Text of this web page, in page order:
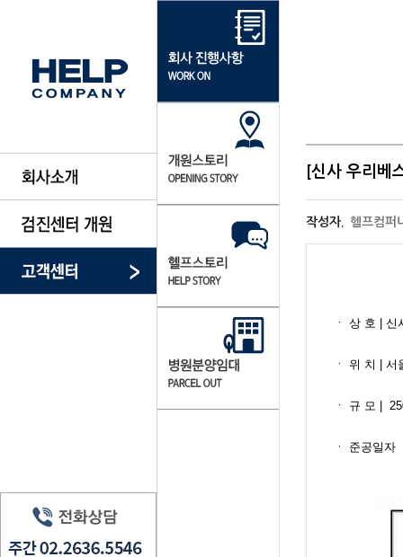
[신사 우리베
작성자. 헬프컴퍼
ㆍ​ ​상 호 |
ㆍ​ 위 치 |
ㆍ​ 규 모 |
ㆍ​ 준공일자